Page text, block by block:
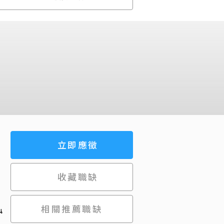
立即應徵
收藏職缺
相關推薦職缺